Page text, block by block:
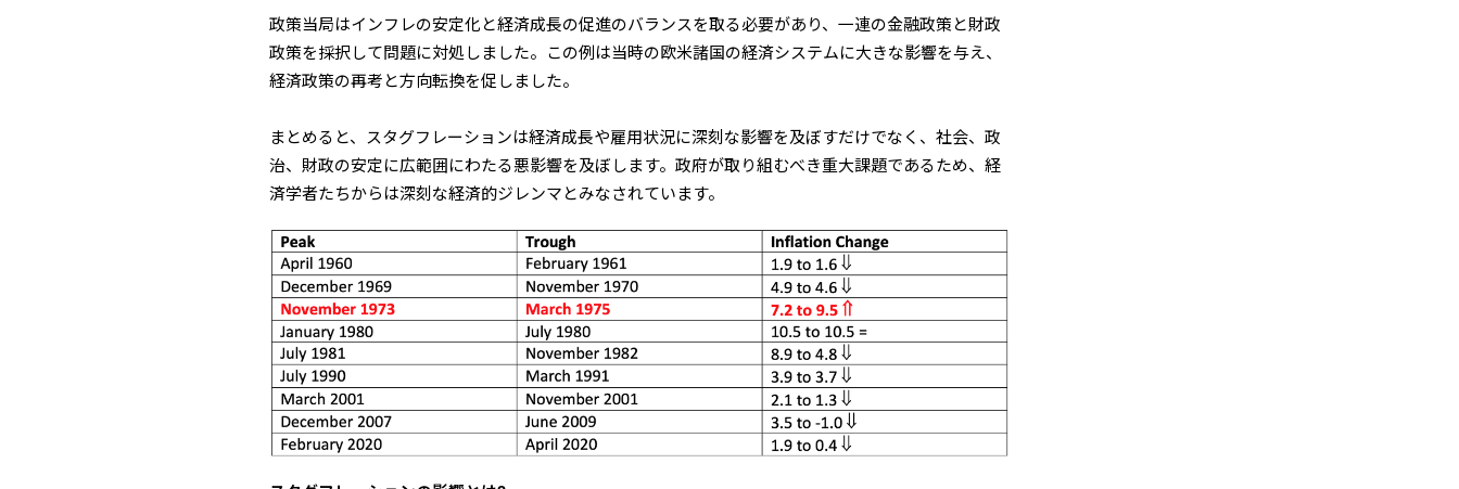
政策当局はインフレの安定化と経済成長の促進のバランスを取る必要があり、一連の金融政策と財政
政策を採択して問題に対処しました。この例は当時の欧米諸国の経済システムに大きな影響を与え、
経済政策の再考と方向転換を促しました。
まとめると、スタグフレーションは経済成長や雇用状況に深刻な影響を及ぼすだけでなく、社会、政
治、財政の安定に広範囲にわたる悪影響を及ぼします。政府が取り組むべき重大課題であるため、経
済学者たちからは深刻な経済的ジレンマとみなされています。